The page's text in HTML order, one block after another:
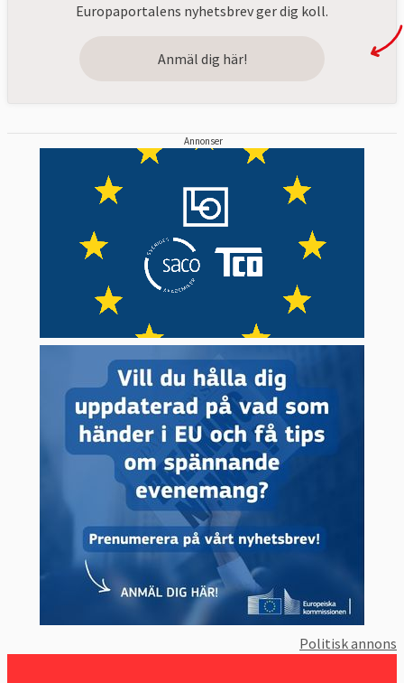
Europaportalens nyhetsbrev ger dig koll.
Anmäl dig här!
Annonser
Politisk annons